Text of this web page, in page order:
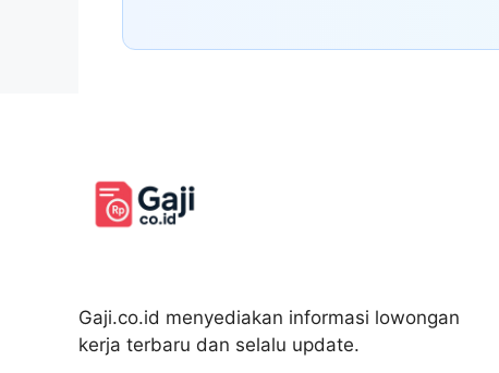
Gaji.co.id menyediakan informasi lowongan
kerja terbaru dan selalu update.